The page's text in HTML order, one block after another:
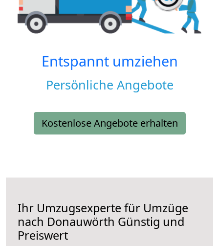
Entspannt umziehen
Persönliche Angebote
Kostenlose Angebote erhalten
Ihr Umzugsexperte für Umzüge
nach Donauwörth Günstig und
Preiswert